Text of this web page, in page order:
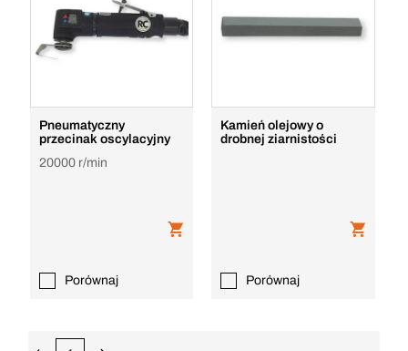
Pneumatyczny
przecinak oscylacyjny
20000 r/min
Porównaj
Kamień olejowy o
drobnej ziarnistości
Porównaj